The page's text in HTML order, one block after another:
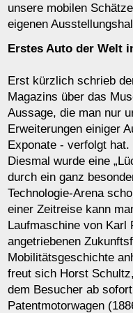
unsere mobilen
eigenen
Erstes Auto der Welt
Erst kürzlich schrieb
Magazins über das
Aussage, die man nur
Erweiterungen einiger
Exponate - verfolgt hat.
Diesmal wurde eine
durch ein ganz
Technologie-Arena
einer Zeitreise kann
Laufmaschine von
angetriebenen
Mobilitätsgeschichte
freut sich Horst
dem Besucher ab
Patentmotorwagen